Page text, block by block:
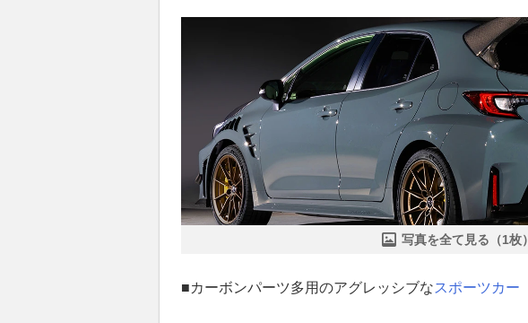
写真を全て見る（1枚）
■カーボンパーツ多用のアグレッシブなスポーツカー